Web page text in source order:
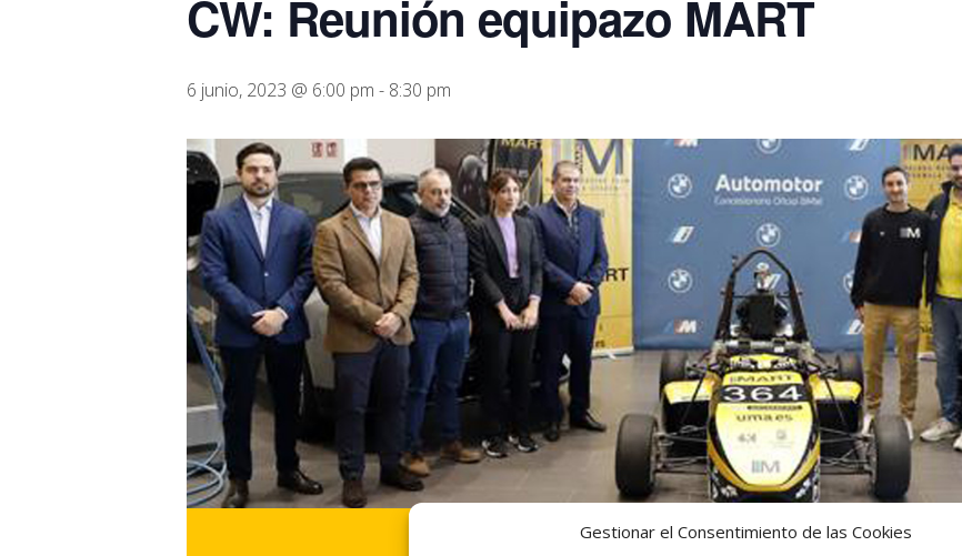
Gestionar el Consentimiento de las Cookies
CW: Reunión equipazo MART
6 junio, 2023 @ 6:00 pm - 8:30 pm